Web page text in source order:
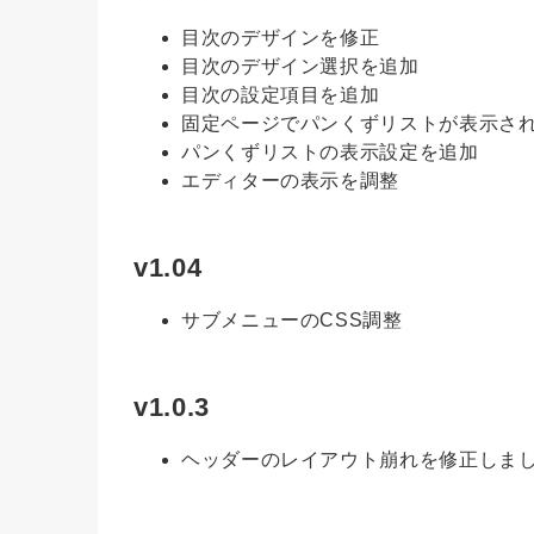
目次のデザインを修正
目次のデザイン選択を追加
目次の設定項目を追加
固定ページでパンくずリストが表示さ
パンくずリストの表示設定を追加
エディターの表示を調整
v1.04
サブメニューのCSS調整
v1.0.3
ヘッダーのレイアウト崩れを修正しまし